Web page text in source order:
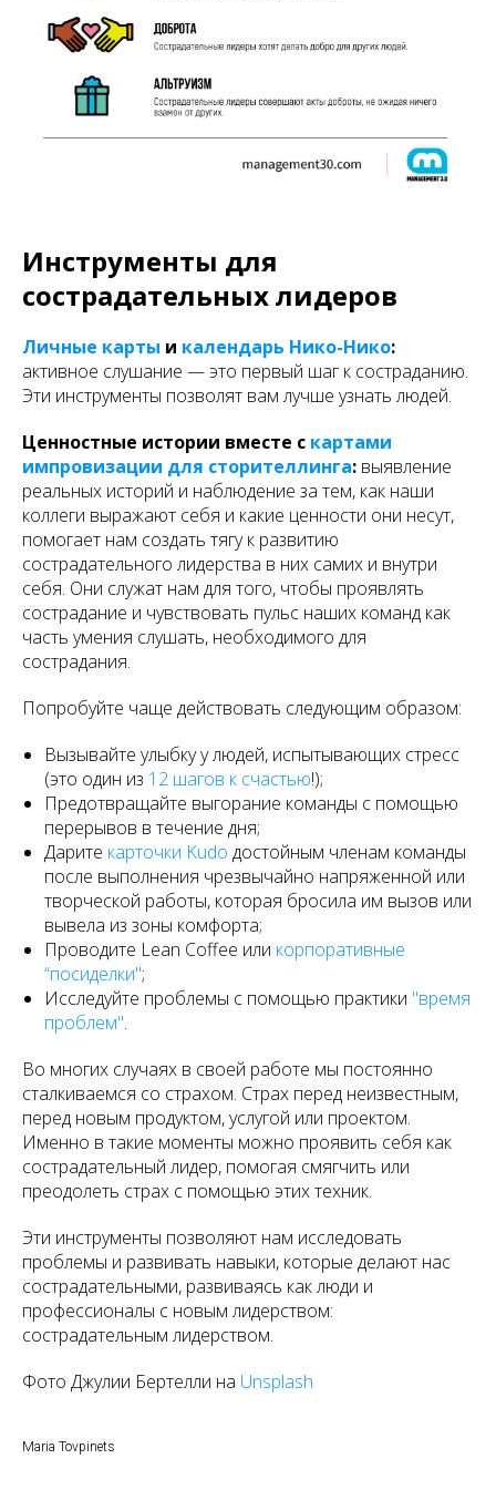
Инструменты для
сострадательных лидеров
Личные карты и календарь Нико-Нико:
активное слушание — это первый шаг к состраданию.
Эти инструменты позволят вам лучше узнать людей.
Ценностные истории вместе с картами
импровизации для сторителлинга: выявление
реальных историй и наблюдение за тем, как наши
коллеги выражают себя и какие ценности они несут,
помогает нам создать тягу к развитию
сострадательного лидерства в них самих и внутри
себя. Они служат нам для того, чтобы проявлять
сострадание и чувствовать пульс наших команд как
часть умения слушать, необходимого для
сострадания.
Попробуйте чаще действовать следующим образом:
Вызывайте улыбку у людей, испытывающих стресс
(это один из 12 шагов к счастью!);
Предотвращайте выгорание команды с помощью
перерывов в течение дня;
Дарите карточки Kudo достойным членам команды
после выполнения чрезвычайно напряженной или
творческой работы, которая бросила им вызов или
вывела из зоны комфорта;
Проводите Lean Coffee или корпоративные
“посиделки";
Исследуйте проблемы с помощью практики "время
проблем".
Во многих случаях в своей работе мы постоянно
сталкиваемся со страхом. Страх перед неизвестным,
перед новым продуктом, услугой или проектом.
Именно в такие моменты можно проявить себя как
сострадательный лидер, помогая смягчить или
преодолеть страх с помощью этих техник.
Эти инструменты позволяют нам исследовать
проблемы и развивать навыки, которые делают нас
сострадательными, развиваясь как люди и
профессионалы с новым лидерством:
сострадательным лидерством.
Фото Джулии Бертелли на Unsplash
Maria Tovpinets